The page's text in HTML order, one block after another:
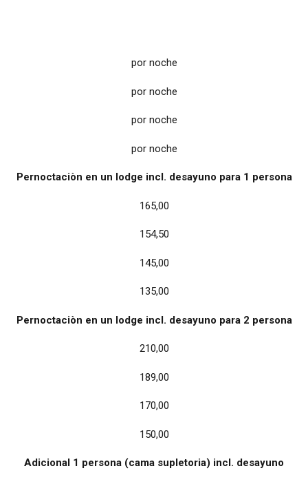
por noche
por noche
por noche
por noche
Pernoctaciòn en un lodge incl. desayuno para 1 persona
165,00
154,50
145,00
135,00
Pernoctaciòn en un lodge incl. desayuno para 2 persona
210,00
189,00
170,00
150,00
Adicional 1 persona (cama supletoria) incl. desayuno